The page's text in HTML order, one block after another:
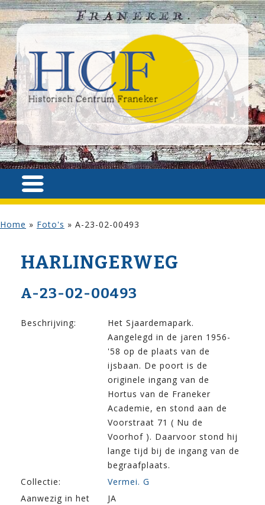
Home » Foto's » A-23-02-00493
HARLINGERWEG
A-23-02-00493
Beschrijving:
Het Sjaardemapark.
Aangelegd in de jaren 1956-
'58 op de plaats van de
ijsbaan. De poort is de
originele ingang van de
Hortus van de Franeker
Academie, en stond aan de
Voorstraat 71 ( Nu de
Voorhof ). Daarvoor stond hij
lange tijd bij de ingang van de
begraafplaats.
Collectie:
Vermei. G
Aanwezig in het
JA